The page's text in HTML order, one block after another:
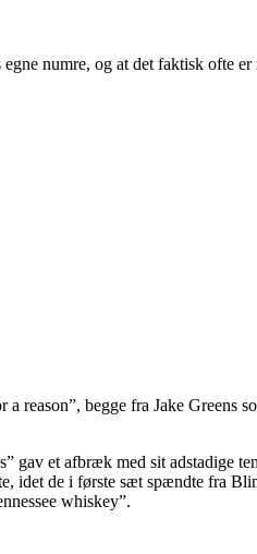
numre, og at det faktisk ofte
reason”, begge fra Jake Greens
gav et afbræk med sit adstadige
idet de i første sæt spændte fra
whiskey”.